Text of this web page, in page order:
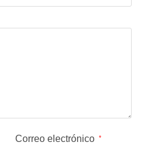
Correo electrónico *